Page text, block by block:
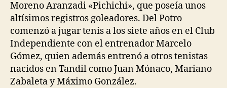
Moreno Aranzadi «Pichichi», que poseía unos
altísimos registros goleadores. Del Potro
comenzó a jugar tenis a los siete años en el Club
Independiente con el entrenador Marcelo
Gómez, quien además entrenó a otros tenistas
nacidos en Tandil como Juan Mónaco, Mariano
Zabaleta y Máximo González.